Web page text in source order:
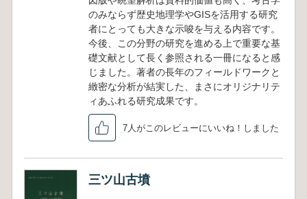
のみならず歴史地理学やGISを活用する研究
者にとっても大きな示唆を与える内容です。
今後、この分野の研究を進める上で重要な基
礎文献として長く参照される一冊になると感
じました。著者の長年のフィールドワークと
緻密な分析が結実した、まさにオリジナリテ
ィあふれる研究成果です。
7人がこのレビューにいいね！しました
三ツ山古墳